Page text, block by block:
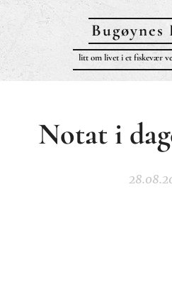
Bugøynes
litt om livet i et fiskevær
Notat i